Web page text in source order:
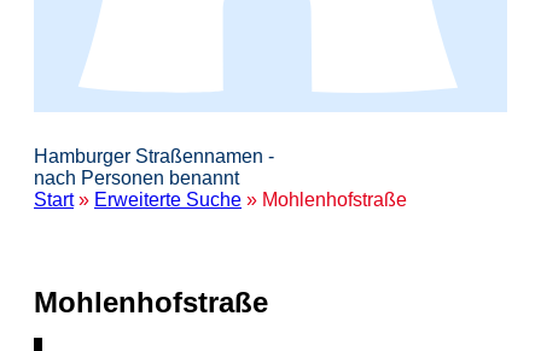
Hamburger Straßennamen -
nach Personen benannt
Start» Erweiterte Suche » Mohlenhofstraße
Mohlenhofstraße